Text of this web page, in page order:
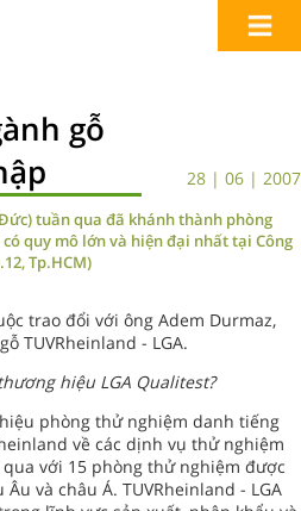
gỗ
28 | 06 | 2007
tuần qua đã khánh thành phòng
quy mô lớn và hiện đại nhất tại Công
Tp.HCM)
trao đổi với ông Adem Durmaz,
TUVRheinland - LGA.
hiệu LGA Qualitest?
phòng thử nghiệm danh tiếng
về các dịnh vụ thử nghiệm
với 15 phòng thử nghiệm được
và châu Á. TUVRheinland - LGA